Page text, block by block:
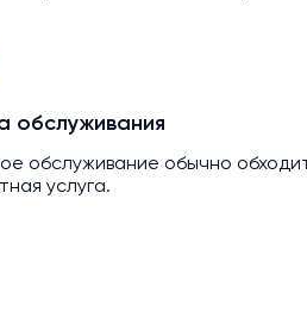
обслуживания
обслуживание обычно
услуга.